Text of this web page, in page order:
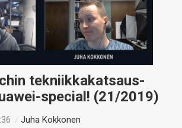
tekniikkakatsaus-
special! (21/2019)
/Juha Kokkonen